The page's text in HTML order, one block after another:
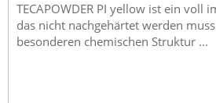
TECAPOWDER PI yellow ist ein voll
das nicht nachgehärtet werden
besonderen chemischen Struktur ...